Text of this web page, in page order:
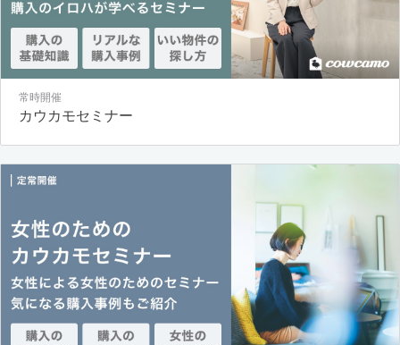
常時開催
カウカモセミナー